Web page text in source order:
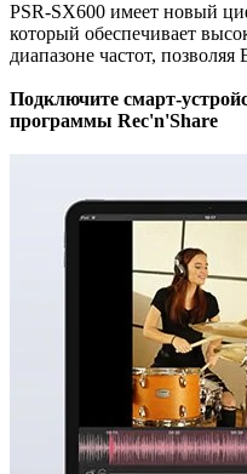
PSR-SX600 имеет новый
который обеспечивает
диапазоне частот,
Подключите смарт-
программы Rec'n'Share